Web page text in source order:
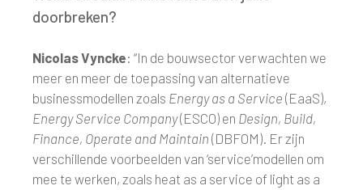
doorbreken?
Nicolas Vyncke: “In de bouwsector verwachten we
meer en meer de toepassing van alternatieve
businessmodellen zoals Energy as a Service (EaaS),
Energy Service Company(ESCO) en Design, Build,
Finance, Operate and Maintain (DBFOM). Er zijn
verschillende voorbeelden van ‘service’modellen om
mee te werken, zoals heat as a service of light as a